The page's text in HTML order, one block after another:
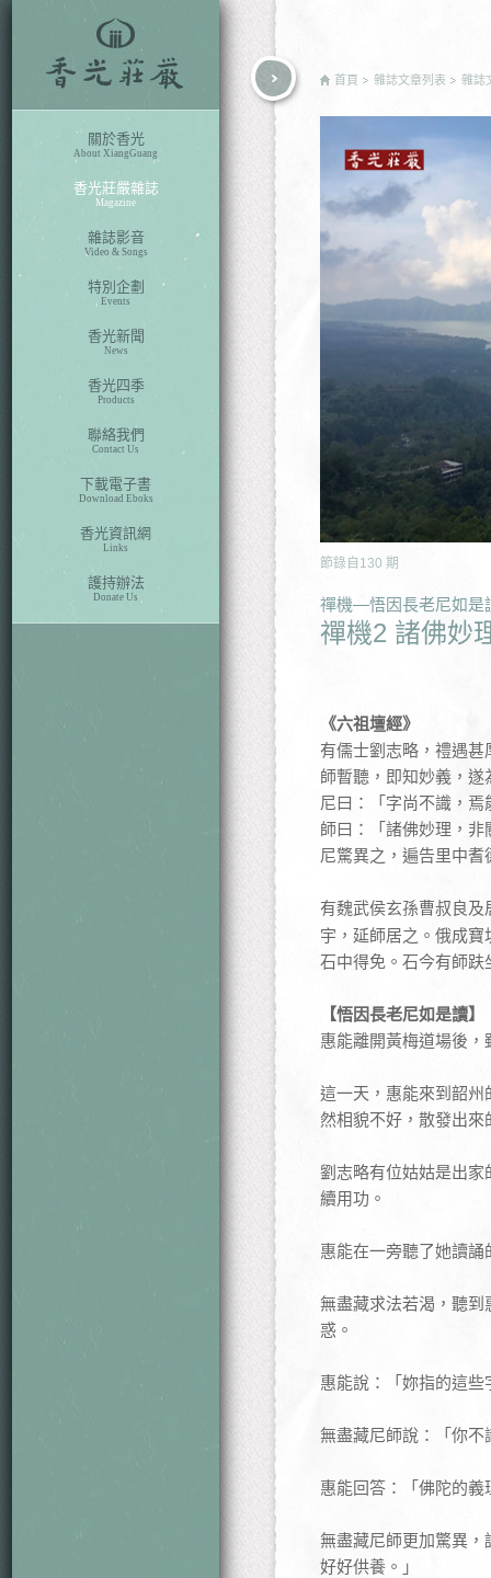
關於香光
About XiangGuang
香光莊嚴雜誌
Magazine
雜誌影音
Video & Songs
特別企劃
Events
香光新聞
News
香光四季
Products
聯絡我們
Contact Us
下載電子書
Download Eboks
香光資訊網
Links
護持辦法
Donate Us
首頁 雜誌文章列表 雜誌
節錄自 130 期
禪機—悟因長老尼如是
禪機2 諸佛妙
《六祖壇經》
有儒士劉志略，禮遇
師暫聽，即知妙義，
尼曰：「字尚不識，焉
師曰：「諸佛妙理，非
尼驚異之，遍告里中
有魏武侯玄孫曹叔良
宇，延師居之。俄成
石中得免。石今有師
【悟因長老尼如是讀】
惠能離開黃梅道場後
這一天，惠能來到韶
然相貌不好，散發出
劉志略有位姑姑是出
續用功。
惠能在一旁聽了她讀
無盡藏求法若渴，聽
惑。
惠能說：「妳指的這
無盡藏尼師說：「你
惠能回答：「佛陀的
無盡藏尼師更加驚異
好好供養。」